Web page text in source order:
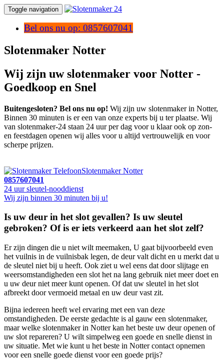
Toggle navigation
Bel ons nu op: 0857607041
Slotenmaker Notter
Wij zijn uw slotenmaker voor Notter -
Goedkoop en Snel
Buitengesloten? Bel ons nu op! Wij zijn uw slotenmaker in Notter,
Binnen 30 minuten is er een van onze experts bij u ter plaatse. Wij
van slotenmaker-24 staan 24 uur per dag voor u klaar ook op zon-
en feestdagen openen wij alles voor u altijd vertrouwelijk en voor
scherpe prijzen.
Slotenmaker Notter
0857607041
24 uur sleutel-nooddienst
Wij zijn binnen 30 minuten bij u!
Is uw deur in het slot gevallen? Is uw sleutel
gebroken? Of is er iets verkeerd aan het slot zelf?
Er zijn dingen die u niet wilt meemaken, U gaat bijvoorbeeld even
het vuilnis in de vuilnisbak legen, de deur valt dicht en u merkt dat u
de sleutel niet bij u heeft. Ook ziet u wel eens dat door slijtage en
weersomstandigheden een slot het na lang gebruik niet meer doet en
u uw deur niet meer kunt openen. Of dat uw sleutel in het slot
afbreekt door vermoeid metaal en uw deur vast zit.
Bijna iedereen heeft wel ervaring met een van deze
omstandigheden. De eerste gedachte is al gauw een slotenmaker,
maar welke slotenmaker in Notter kan het beste uw deur openen of
uw slot repareren? U wilt simpelweg een goede en snelle dienst in
uw situatie. Met wie kunt u het beste in Notter contact opnemen
voor een snelle goede dienst voor een goede prijs?